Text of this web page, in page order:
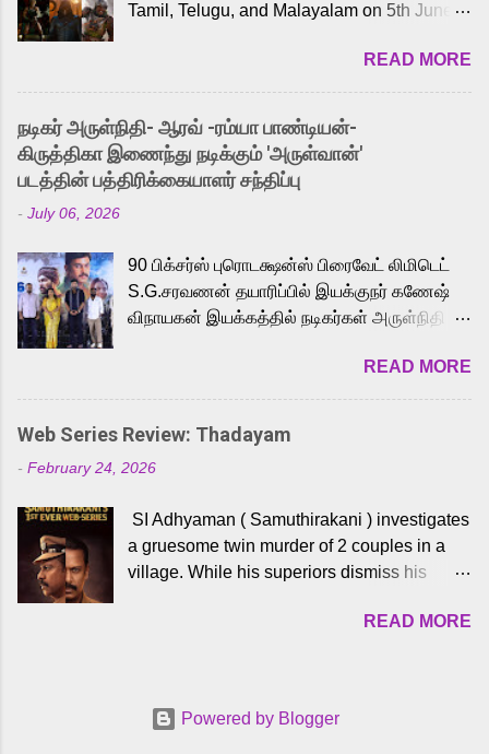
Tamil, Telugu, and Malayalam on 5th June,
received a lot of love from cult He-Man fans
and offered audiences an exciting glimpse
into the world of Eternia, the recently
released Tamil trailer has also generated
strong excitement among Tamil audiences.
Adding to the growing buzz is the film’s
to the iconic superhero He-Man. Known for
memorable songs like “Behene De” from
Raavan, “Oru Maalai” from Ghajini, and
loved for his versatile voice and strong
command over multiple languages, making
him a strong fit for the legendary character.
cinema, voices the menacing Skeletor
across the Tamil, Malayalam, and Telugu
versions. Joining them is Action King Arjun...
READ MORE
நடிகர் அருள்நிதி- ஆரவ் -ரம்யா பாண்டியன்-
கிருத்திகா இணைந்து நடிக்கும் 'அருள்வான்'
படத்தின் பத்திரிக்கையாளர் சந்திப்பு
- July 06, 2026
90 பிக்சர்ஸ் புரொடக்ஷன்ஸ் பிரைவேட் லிமிடெட்
S.G.சரவணன் தயாரிப்பில் இயக்குநர் கணேஷ்
விநாயகன் இயக்கத்தில் நடிகர்கள் அருள்நிதி -
முக்கிய வேடத்தில் இணைந்து நடித்திருக்கும்
'அருள்வான்' திரைப்படத்தினை
பத்திரிக்கையாளர் சந்திப்பு சென்னையில்
நடைபெற்றது. இயக்குநர் கணேஷ் விநாயகன்
இயக்கத்தில் உருவாகியுள்ள 'அருள்வான்'
வெங்கட், ரம்யா பாண்டியன், வி டி வி கணேஷ் ,
ஜான் விஜய், பேபி கிருத்திகா, 'பருத்திவீரன்'
சரவணன், ஹரிஷ் உத்தமன் உள்ளிட்ட பலர்
செய்திருக்கும் இந்த திரைப்படத்திற்கு ஜீ. வி.
கவனிக்க.. லாரன்ஸ் கிஷோர் படத் தொகுப்பு
READ MORE
Web Series Review: Thadayam
- February 24, 2026
SI Adhyaman ( Samuthirakani ) investigates
a gruesome twin murder of 2 couples in a
village. While his superiors dismiss his
Sshivada ) believes in him and makes him
hamlet in a border town in Andhra Pradesh.
READ MORE
Powered by Blogger